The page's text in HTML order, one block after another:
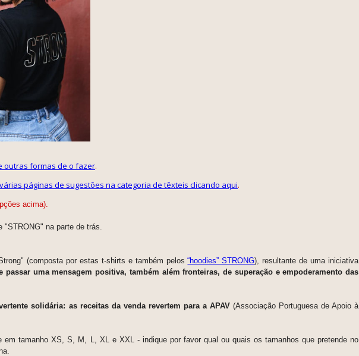
outras formas de o fazer.
páginas de sugestões na categoria de têxteis clicando aqui.
acima).
na parte de trás.
(composta por estas t-shirts e também pelos“hoodies” STRONG), resultante de uma iniciativa
uma mensagem positiva, também além fronteiras, de superação e empoderamento das
solidária: asreceitas da venda revertem para a APAV(Associação Portuguesa de Apoio à
tamanho XS, S, M, L, XL e XXL - indique por favor qual ou quais os tamanhos que pretende no